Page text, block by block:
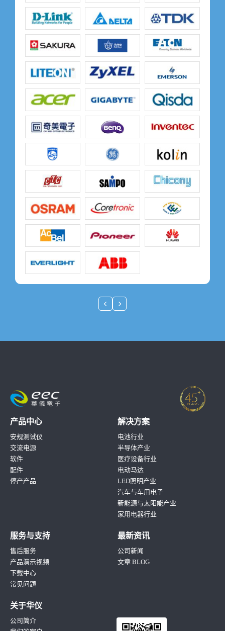
产品中心
安规测试仪
交流电源
软件
配件
停产产品
解决方案
电池行业
半导体产业
医疗设备行业
电动马达
LED照明产业
汽车与车用电子
新能源与太阳能产业
家用电器行业
服务与支持
售后服务
产品演示视频
下载中心
常见问题
最新资讯
公司新闻
文章 BLOG
关于华仪
公司简介